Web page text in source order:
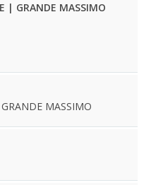
| GRANDE MASSIMO
MASSIMO